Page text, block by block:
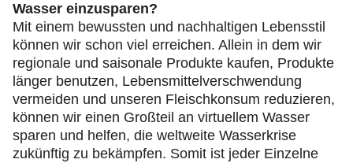
Wasser einzusparen?
Mit einem bewussten und nachhaltigen Lebensstil
können wir schon viel erreichen. Allein in dem wir
regionale und saisonale Produkte kaufen, Produkte
länger benutzen, Lebensmittelverschwendung
vermeiden und unseren Fleischkonsum reduzieren,
können wir einen Großteil an virtuellem Wasser
sparen und helfen, die weltweite Wasserkrise
zukünftig zu bekämpfen. Somit ist jeder Einzelne